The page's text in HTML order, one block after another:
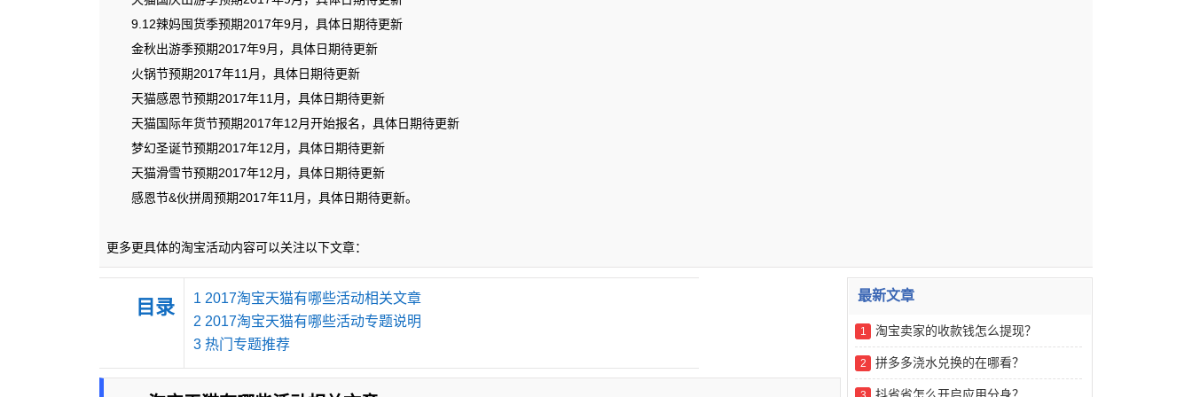
9.12辣妈囤货季预期2017年9月，具体日期待更新
金秋出游季预期2017年9月，具体日期待更新
火锅节预期2017年11月，具体日期待更新
天猫感恩节预期2017年11月，具体日期待更新
天猫国际年货节预期2017年12月开始报名，具体日期待更新
梦幻圣诞节预期2017年12月，具体日期待更新
天猫滑雪节预期2017年12月，具体日期待更新
感恩节&伙拼周预期2017年11月，具体日期待更新。
更多更具体的淘宝活动内容可以关注以下文章：
目录 1 2017淘宝天猫有哪些活动相关文章
2 2017淘宝天猫有哪些活动专题说明
3 热门专题推荐
最新文章
1 淘宝卖家的收款钱怎么提现？
2 拼多多浇水兑换的在哪看？